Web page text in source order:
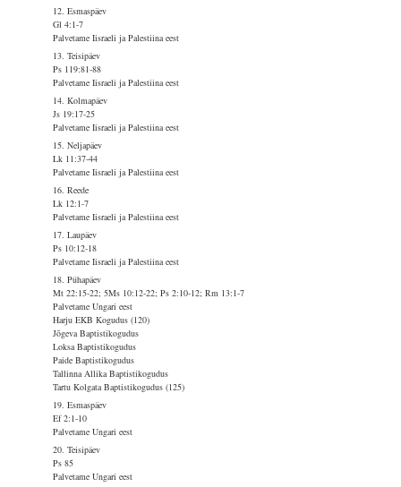
12. Esmaspäev
Gl 4:1-7
Palvetame Iisraeli ja Palestiina eest
13. Teisipäev
Ps 119:81-88
Palvetame Iisraeli ja Palestiina eest
14. Kolmapäev
Js 19:17-25
Palvetame Iisraeli ja Palestiina eest
15. Neljapäev
Lk 11:37-44
Palvetame Iisraeli ja Palestiina eest
16. Reede
Lk 12:1-7
Palvetame Iisraeli ja Palestiina eest
17. Laupäev
Ps 10:12-18
Palvetame Iisraeli ja Palestiina eest
18. Pühapäev
Mt 22:15-22; 5Ms 10:12-22; Ps 2:10-12; Rm 13:1-7
Palvetame Ungari eest
Harju EKB Kogudus (120)
Jõgeva Baptistikogudus
Loksa Baptistikogudus
Paide Baptistikogudus
Tallinna Allika Baptistikogudus
Tartu Kolgata Baptistikogudus (125)
19. Esmaspäev
Ef 2:1-10
Palvetame Ungari eest
20. Teisipäev
Ps 85
Palvetame Ungari eest